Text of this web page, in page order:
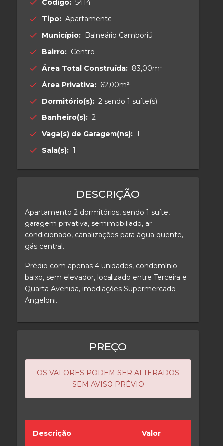
check Código: 5414
check
Tipo: Apartamento
check
Município: Balneário Camboriú
check
Bairro: Centro
check Área Total Construída: 83,00m²
check Área Privativa: 62,00m²
check
Dormitório(s): 2 sendo 1 suíte(s)
check
Banheiro(s): 2
check Vaga(s) de Garagem(ns): 1
check
Sala(s): 1
DESCRIÇÃO
Apartamento 2 dormitórios, sendo 1 suíte,
garagem privativa, semimobiliado, ar
condicionado, canalizações para água quente,
gás central.
Prédio com apenas 4 unidades, condomínio
baixo, sem elevador, localizado entre Terceira e
Quarta Avenida, imediações Supermercado
Angeloni.
PREÇO
OS VALORES PODEM SER ALTERADOS
SEM AVISO PRÉVIO
Descrição Valor